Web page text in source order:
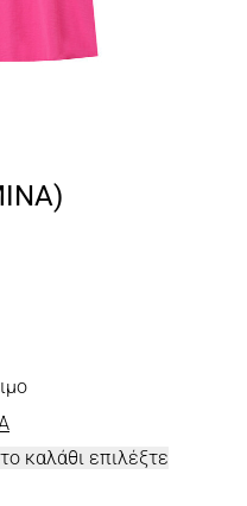
καλάθι επιλέξτε